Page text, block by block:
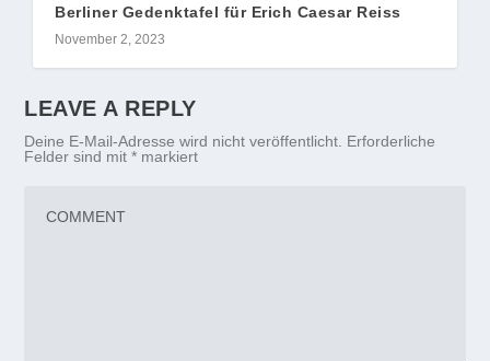
Berliner Gedenktafel für Erich Caesar Reiss
November 2, 2023
LEAVE A REPLY
Deine E-Mail-Adresse wird nicht veröffentlicht. Erforderliche
Felder sind mit* markiert